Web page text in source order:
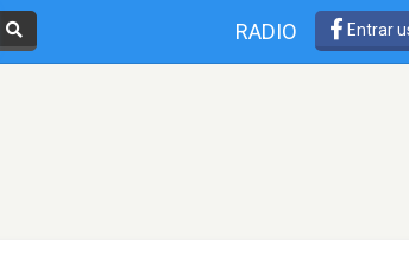
RADIO Entrar